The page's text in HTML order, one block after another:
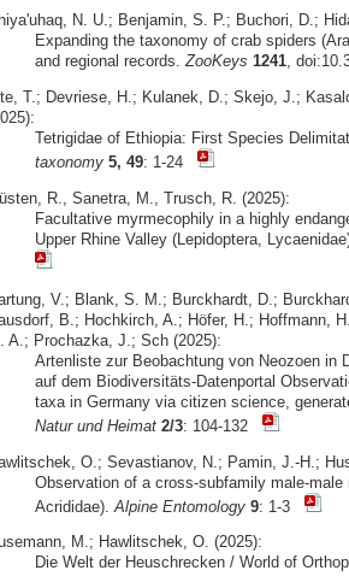
N. U.; Benjamin, S. P.; Buchori, D.;
Expanding the taxonomy of crab spiders
and regional records.ZooKeys 1241,
T.; Devriese, H.; Kulanek, D.; Skejo, J.;
Tetrigidae of Ethiopia: First Species
taxonomy 5, 49: 1-24
R., Sanetra, M., Trusch, R. (2025):
Facultative myrmecophily in a highly
Upper Rhine Valley (Lepidoptera,
V.; Blank, S. M.; Burckhardt, D.;
B.; Hochkirch, A.; Höfer, H.; Hoffmann,
A.; Prochazka, J.; Sch (2025):
Artenliste zur Beobachtung von Neozoen in
auf dem Biodiversitäts-Datenportal
taxa in Germany via citizen science,
Natur und Heimat 2/3: 104-132
O.; Sevastianov, N.; Pamin, J.-H.;
Observation of a cross-subfamily male-
Acrididae). Alpine Entomology 9: 1-3
M.; Hawlitschek, O. (2025):
Die Welt der Heuschrecken / World of